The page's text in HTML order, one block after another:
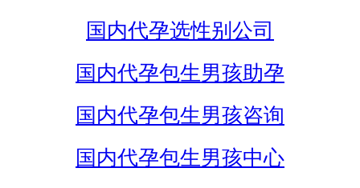
国内代孕选性别公司
国内代孕包生男孩助孕
国内代孕包生男孩咨询
国内代孕包生男孩中心